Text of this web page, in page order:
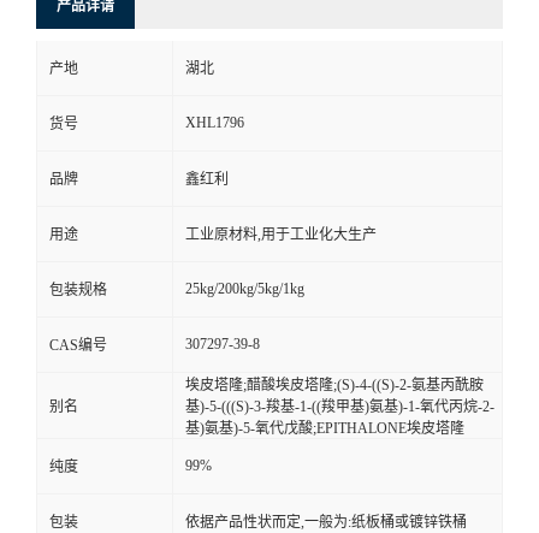
产品详请
产地 湖北
货号 XHL1796
品牌 鑫红利
用途 工业原材料,用于工业化大生产
包装规格 25kg/200kg/5kg/1kg
CAS编号 307297-39-8
别名
埃皮塔隆;醋酸埃皮塔隆;(S)-4-((S)-2-氨基丙酰胺
基)-5-(((S)-3-羧基-1-((羧甲基)氨基)-1-氧代丙烷-2-
基)氨基)-5-氧代戊酸;EPITHALONE埃皮塔隆
纯度 99%
包装 依据产品性状而定,一般为:纸板桶或镀锌铁桶